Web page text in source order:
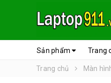
Sản phẩm Trang
Trang chủ Màn